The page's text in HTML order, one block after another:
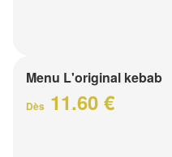
Menu L'original kebab
Dès 11.60 €